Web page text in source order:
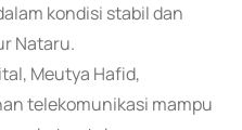
kondisi stabil dan
Nataru.
Meutya Hafid,
telekomunikasi mampu